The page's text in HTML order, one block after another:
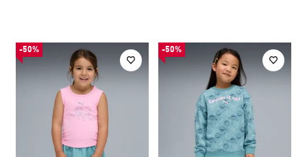
-50% -50%